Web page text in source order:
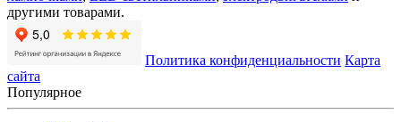
другими товарами.
Политика конфиденциальности Карта
сайта
Популярное